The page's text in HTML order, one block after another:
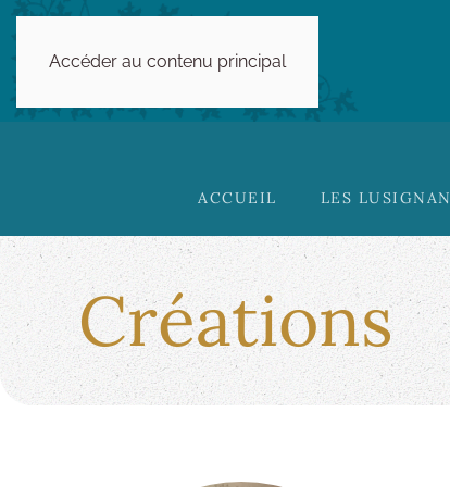
Accéder au contenu principal
ACCUEIL LES LUSIGNAN
Créations